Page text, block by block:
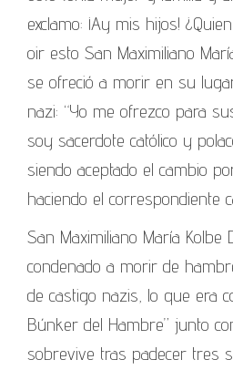
exclamo: ¡Ay mis hijos!
oir esto San Maximiliano
se ofreció a morir en su
nazi: “Yo me ofrezco para
soy sacerdote católico y
siendo aceptado el cambio
haciendo el correspondiente
San Maximiliano María Kolbe
condenado a morir de
de castigo nazis, lo que era
Búnker del Hambre” junto
sobrevive tras padecer tres